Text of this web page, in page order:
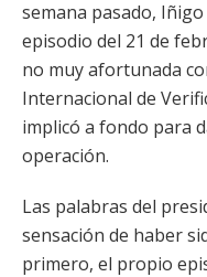
semana pasado,
episodio del 21 de
no muy afortunada
Internacional de
implicó a fondo para
operación.
Las palabras del
sensación de haber
primero, el propio